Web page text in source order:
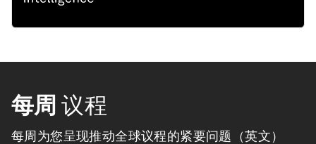
每周 议程
每周为您呈现推动全球议程的紧要问题（英文）